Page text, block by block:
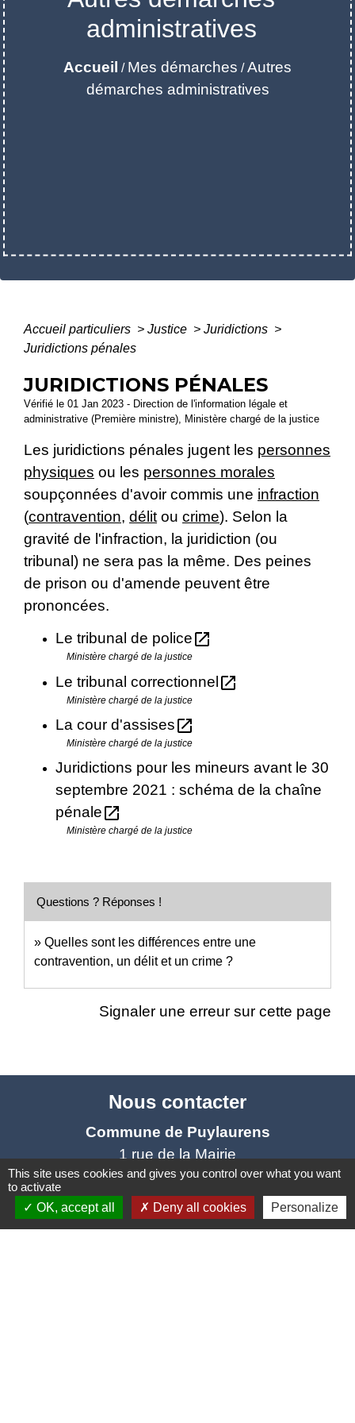
administratives
Accueil / Mes démarches /Autres
démarches administratives
Accueil particuliers > Justice > Juridictions >
Juridictions pénales
JURIDICTIONS PÉNALES
Vérifié le 01 Jan 2023 - Direction de l'information légale et
administrative (Première ministre), Ministère chargé de la justice
Les juridictions pénales jugent les personnes
physiques ou les personnes morales
soupçonnées d'avoir commis une infraction
(contravention, délit ou crime). Selon la
gravité de l'infraction, la juridiction (ou
tribunal) ne sera pas la même. Des peines
de prison ou d'amende peuvent être
prononcées.
Le tribunal de policeopen_in_new
Ministère chargé de la justice
Le tribunal correctionnelopen_in_new
Ministère chargé de la justice
La cour d'assisesopen_in_new
Ministère chargé de la justice
Juridictions pour les mineurs avant le 30
septembre 2021 : schéma de la chaîne
pénaleopen_in_new
Ministère chargé de la justice
Questions ? Réponses !
Quelles sont les différences entre une
contravention, un délit et un crime ?
Signaler une erreur sur cette page
Nous contacter
Commune de Puylaurens
1 rue de la Mairie
81700 Puylaurens - FRANCE
+33 5 63 75 00 18
This site uses cookies and gives you control over what you want
to activate
OK, accept all
Deny all cookies Personalize